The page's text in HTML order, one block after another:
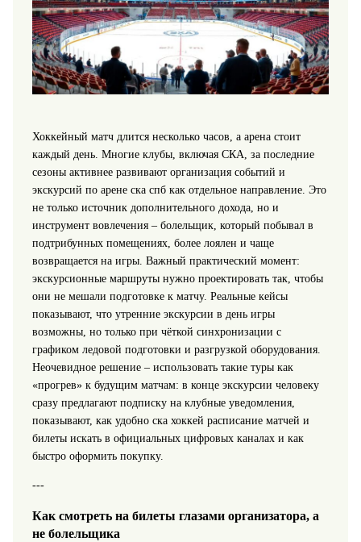
Хоккейный матч длится несколько часов, а арена стоит
каждый день. Многие клубы, включая СКА, за последние
сезоны активнее развивают организация событий и
экскурсий по арене ска спб как отдельное направление. Это
не только источник дополнительного дохода, но и
инструмент вовлечения – болельщик, который побывал в
подтрибунных помещениях, более лоялен и чаще
возвращается на игры. Важный практический момент:
экскурсионные маршруты нужно проектировать так, чтобы
они не мешали подготовке к матчу. Реальные кейсы
показывают, что утренние экскурсии в день игры
возможны, но только при чёткой синхронизации с
графиком ледовой подготовки и разгрузкой оборудования.
Неочевидное решение – использовать такие туры как
«прогрев» к будущим матчам: в конце экскурсии человеку
сразу предлагают подписку на клубные уведомления,
показывают, как удобно ска хоккей расписание матчей и
билеты искать в официальных цифровых каналах и как
быстро оформить покупку.
---
Как смотреть на билеты глазами организатора, а
не болельщика